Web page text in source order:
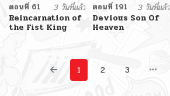
ตอนที่ 61
3 วันที่แล้ว
Reincarnation of
the Fist King
ตอนที่ 191
3 วันที่แล้ว
Devious Son Of
Heaven
1
2 3